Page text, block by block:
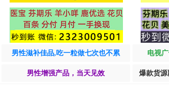
男性滋补佳品,吃一粒做七次也不累 电视
男性增强产品，当天见效 爆款货